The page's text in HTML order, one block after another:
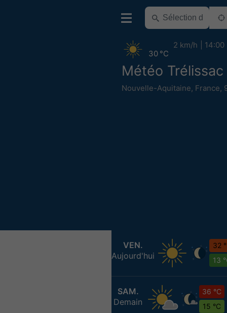
Météo Trélissac
Nouvelle-Aquitaine, France,
30 °C
2 km/h 14:00
VEN.
Aujourd'hui
32
13
SAM.
Demain
36 °C
15 °C